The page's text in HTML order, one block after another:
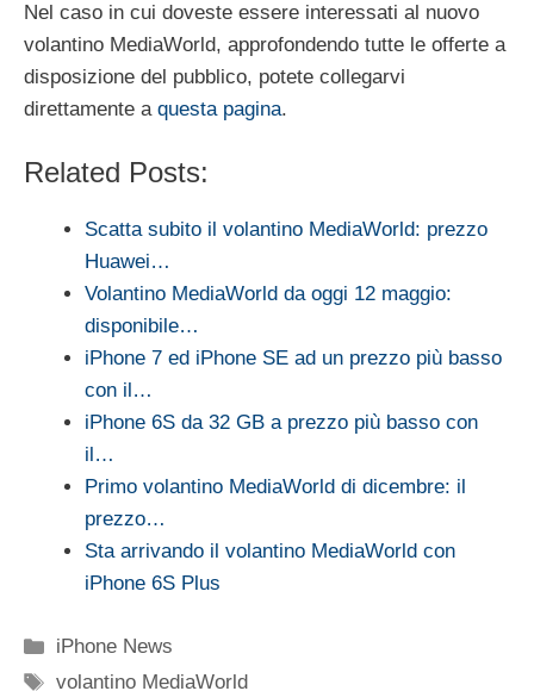
Nel caso in cui doveste essere interessati al nuovo
volantino MediaWorld, approfondendo tutte le offerte a
disposizione del pubblico, potete collegarvi
direttamente a questa pagina.
Related Posts:
Scatta subito il volantino MediaWorld: prezzo
Huawei…
Volantino MediaWorld da oggi 12 maggio:
disponibile…
iPhone 7 ed iPhone SE ad un prezzo più basso
con il…
iPhone 6S da 32 GB a prezzo più basso con
il…
Primo volantino MediaWorld di dicembre: il
prezzo…
Sta arrivando il volantino MediaWorld con
iPhone 6S Plus
Categorie
iPhone News
Tag
volantino MediaWorld